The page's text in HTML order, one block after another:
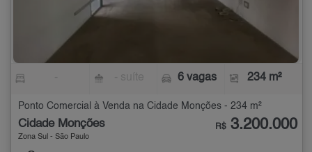
6 vagas 234 m²
Ponto Comercial à Venda na Cidade Monções - 234 m²
Cidade Monções
Zona Sul - São Paulo
R$ 3.200.000